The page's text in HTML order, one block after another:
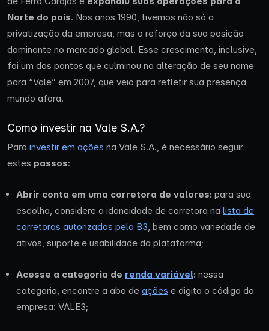
Norte do país. Nos anos 1990, tivemos não só a
privatização da empresa, mas o reforço da sua posição
dominante no mercado global. Esse crescimento, inclusive,
foi um dos pontos que culminou na alteração de seu nome
para “Vale” em 2007, que veio para refletir sua presença
mundo afora.
Como investir na Vale S.A.?
Para investir em ações na Vale S.A., é necessário seguir
estes passos:
Abrir conta em uma corretora de valores: para sua
escolha, considere a idoneidade de corretora na lista de
corretoras autorizadas pela B3 , bem como variedade de
ativos, suporte e usabilidade da plataforma;
Acesse a categoria de renda variável: nessa
categoria, encontre a aba de ações e digita o código da
empresa: VALE3;